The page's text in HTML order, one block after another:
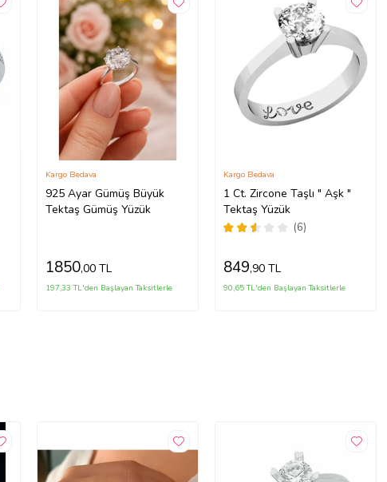
925 Ayar Gümüş Büyük
Tektaş Gümüş Yüzük
Kargo Bedava
1850,00 TL
197,33 TL'den Başlayan Taksitlerle
1 Ct. Zircone Taşlı " Aşk "
Tektaş Yüzük
(6)
Kargo Bedava
849,90 TL
90,65 TL'den Başlayan Taksitlerle